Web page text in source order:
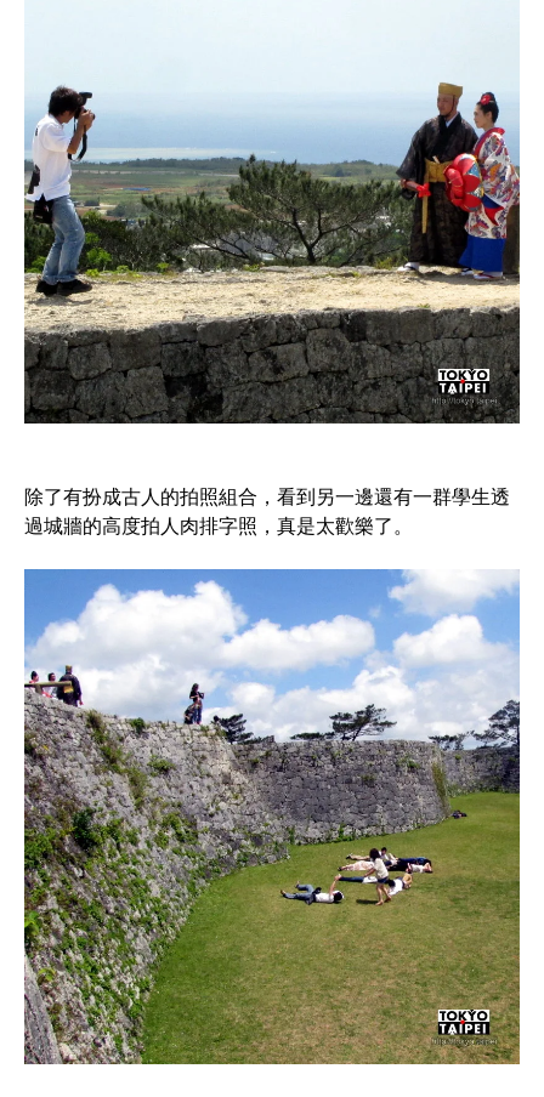
除了有扮成古人的拍照組合，看到另一邊還有一群學生透
過城牆的高度拍人肉排字照，真是太歡樂了。